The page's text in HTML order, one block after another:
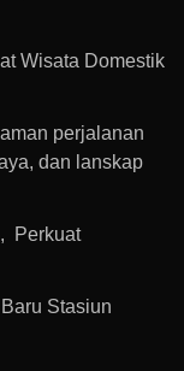
Wisata Domestik
perjalanan
dan lanskap
Perkuat
Stasiun